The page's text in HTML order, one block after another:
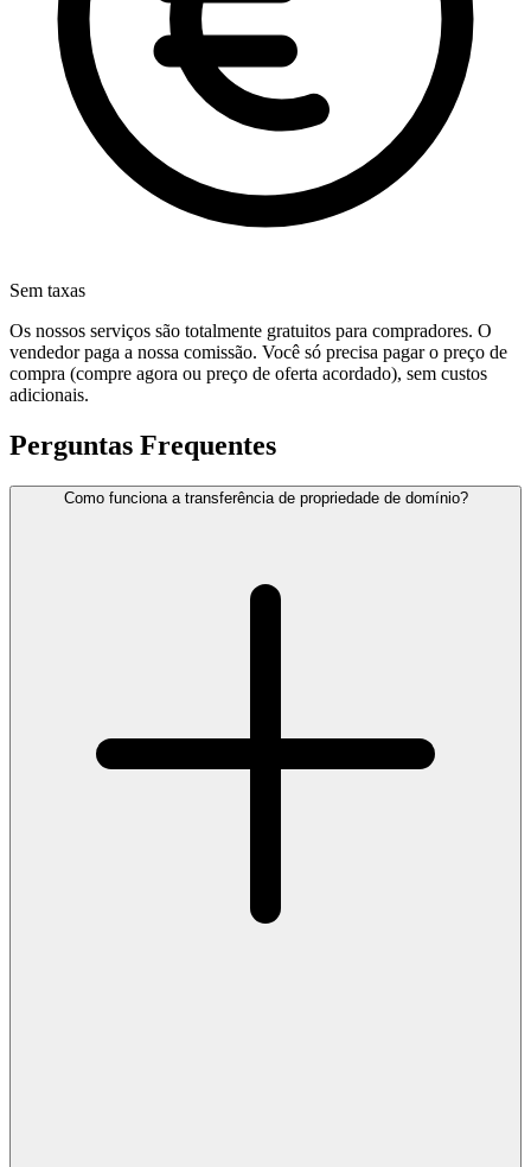
Sem taxas
Os nossos serviços são totalmente gratuitos para compradores. O
vendedor paga a nossa comissão. Você só precisa pagar o preço de
compra (compre agora ou preço de oferta acordado), sem custos
adicionais.
Perguntas Frequentes
Como funciona a transferência de propriedade de domínio?